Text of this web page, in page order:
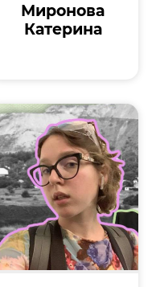
Миронова
Катерина